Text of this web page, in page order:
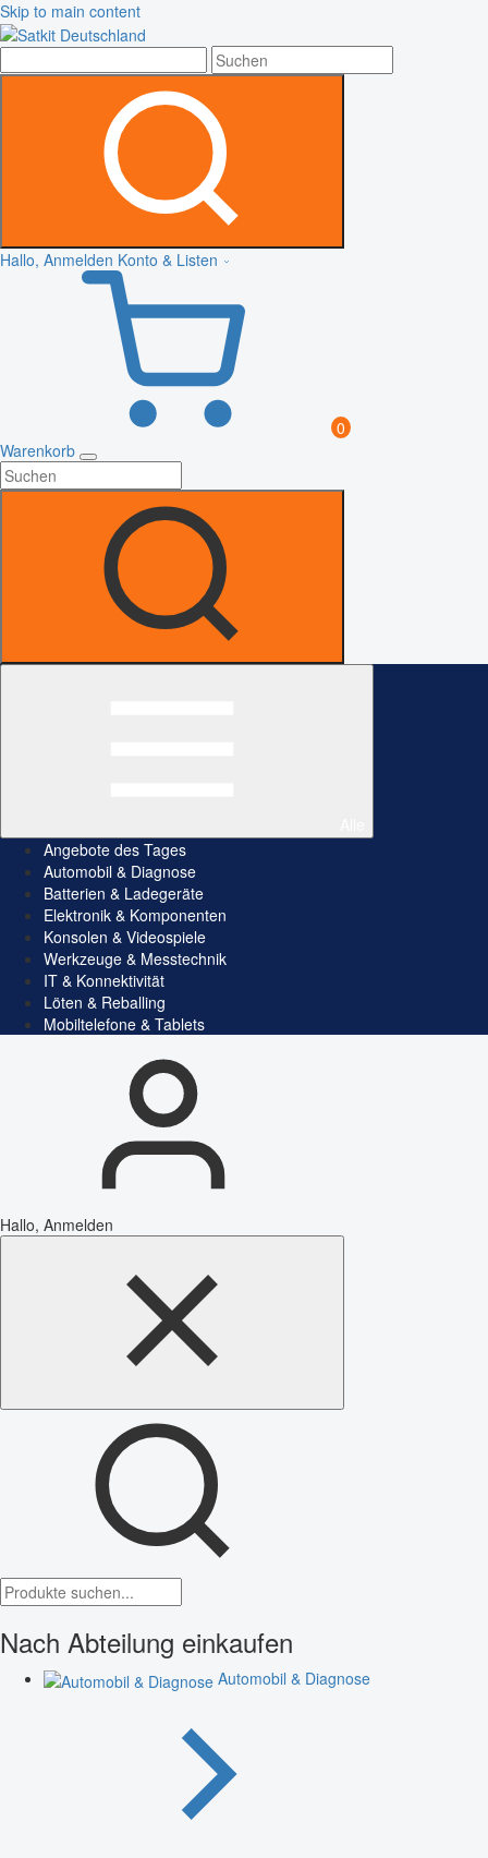
Skip to main content
Hallo, Anmelden Konto & Listen
0
Warenkorb
Angebote des Tages
Automobil & Diagnose
Batterien & Ladegeräte
Elektronik & Komponenten
Konsolen & Videospiele
Werkzeuge & Messtechnik
IT & Konnektivität
Löten & Reballing
Mobiltelefone & Tablets
Hallo, Anmelden
Nach Abteilung einkaufen
Automobil & Diagnose